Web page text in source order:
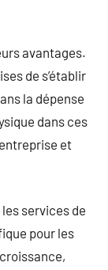
avantages.
de s’établir
la dépense
dans ces
et
services de
pour les